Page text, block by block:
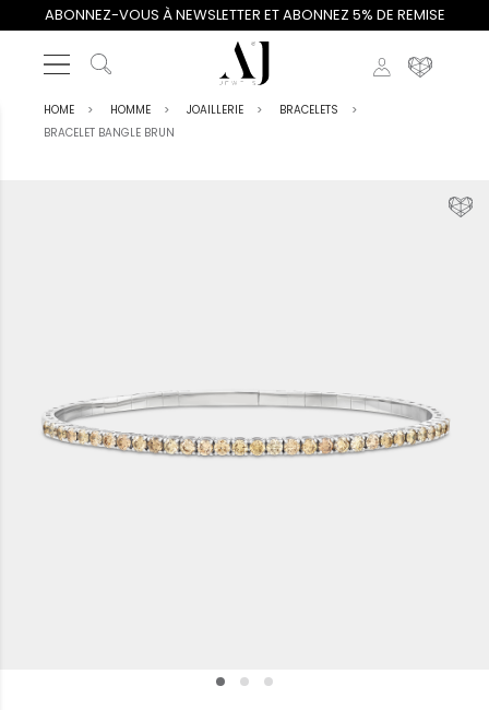
ABONNEZ-VOUS À NEWSLETTER ET ABONNEZ 5% DE REMISE
HOME HOMME JOAILLERIE
BRACELETS
BRACELET BANGLE BRUN